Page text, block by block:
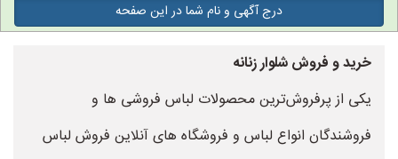
درج آگهی و نام شما در این صفحه
خرید و فروش شلوار زنانه
یکی از پرفروش‌ترین محصولات لباس فروشی ها و
فروشندگان انواع لباس و فروشگاه های آنلاین فروش لباس